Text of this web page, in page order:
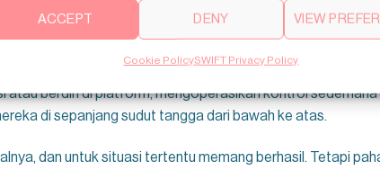
ACCEPT DENY VIEW
Cookie PolicySWIFT Privacy Policy
dan Keterbatasannya
atau platform bermotor yang dipasang pada sistem rel
atau berdiri di platform, mengoperasikan kontrol
di sepanjang sudut tangga dari bawah ke atas.
dan untuk situasi tertentu memang berhasil. Tetapi